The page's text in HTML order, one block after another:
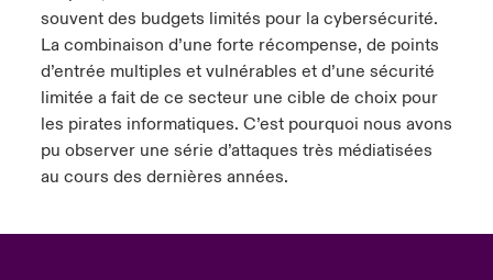
souvent des budgets limités pour la cybersécurité.
La combinaison d’une forte récompense, de points
d’entrée multiples et vulnérables et d’une sécurité
limitée a fait de ce secteur une cible de choix pour
les pirates informatiques. C’est pourquoi nous avons
pu observer une série d’attaques très médiatisées
au cours des dernières années.